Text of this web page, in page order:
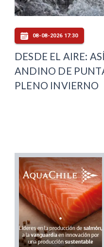
08-08-2026 17:30
DESDE EL AIRE:
ANDINO DE
PLENO INVIERNO